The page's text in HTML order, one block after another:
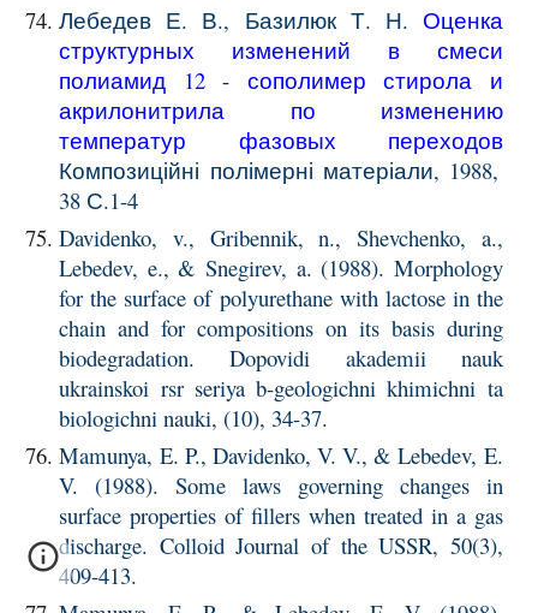
Лебедев Е. В., Базилюк Т. Н. Оценка
структурных изменений в смеси
полиамид 12 - сополимер стирола и
акрилонитрила по изменению
температур фазовых переходов
Композиційні полімерні матеріали, 1988,
38 С.1-4
Davidenko, v., Gribennik, n., Shevchenko, a.,
Lebedev, e., & Snegirev, a. (1988). Morphology
for the surface of polyurethane with lactose in the
chain and for compositions on its basis during
biodegradation. Dopovidi akademii nauk
ukrainskoi rsr seriya b-geologichni khimichni ta
biologichni nauki, (10), 34-37.
Mamunya, E. P., Davidenko, V. V., & Lebedev, E.
V. (1988). Some laws governing changes in
surface properties of fillers when treated in a gas
discharge. Colloid Journal of the USSR, 50(3),
409-413.